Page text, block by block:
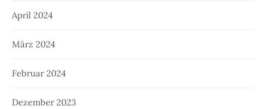
April 2024
März 2024
Februar 2024
Dezember 2023